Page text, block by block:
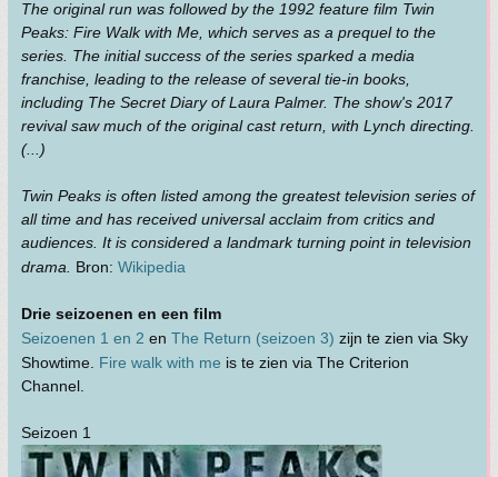
The original run was followed by the 1992 feature film Twin
Peaks: Fire Walk with Me, which serves as a prequel to the
series. The initial success of the series sparked a media
franchise, leading to the release of several tie-in books,
including The Secret Diary of Laura Palmer. The show's 2017
revival saw much of the original cast return, with Lynch directing.
(...)
Twin Peaks is often listed among the greatest television series of
all time and has received universal acclaim from critics and
audiences. It is considered a landmark turning point in television
drama. Bron: Wikipedia
Drie seizoenen en een film
Seizoenen 1 en 2 en The Return (seizoen 3) zijn te zien via Sky
Showtime. Fire walk with me is te zien via The Criterion
Channel.
Seizoen 1